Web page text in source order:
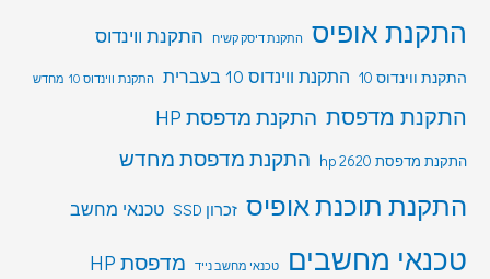
התקנת אופיס התקנת דיסק קשיח התקנת ווינדוס
התקנת ווינדוס 10 התקנת ווינדוס 10 בעברית התקנת ווינדוס 10 מחדש
התקנת מדפסת התקנת מדפסת HP
התקנת מדפסת hp 2620 התקנת מדפסת מחדש
התקנת תוכנת אופיס זכרון SSD טכנאי מחשב
טכנאי מחשבים טכנאי מחשב נייד מדפסת HP